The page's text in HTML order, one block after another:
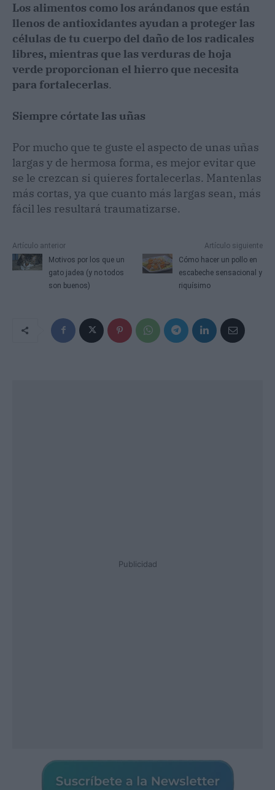
Los alimentos como los arándanos que están
llenos de antioxidantes ayudan a proteger las
células de tu cuerpo del daño de los radicales
libres, mientras que las verduras de hoja
verde proporcionan el hierro que necesita
para fortalecerlas.
Siempre córtate las uñas
Por mucho que te guste el aspecto de unas uñas
largas y de hermosa forma, es mejor evitar que
se le crezcan si quieres fortalecerlas. Mantenlas
más cortas, ya que cuanto más largas sean, más
fácil les resultará traumatizarse.
Artículo anterior
Motivos por los que un
gato jadea (y no todos
son buenos)
Artículo siguiente
Cómo hacer un pollo en
escabeche sensacional y
riquísimo
Publicidad